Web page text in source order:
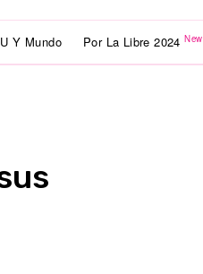
Y Mundo Por La Libre 2024New